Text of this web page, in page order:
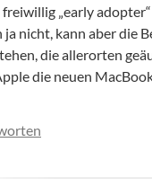
freiwillig „early
ja nicht, kann aber die
die allerorten
die neuen